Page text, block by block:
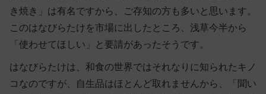
き焼き」は有名ですから、ご存知の方も多いと思います。
このはなびらたけを市場に出したところ、浅草今半から
「使わせてほしい」と要請があったそうです。
はなびらたけは、和食の世界ではそれなりに知られたキノ
コなのですが、自生品はほとんど取れませんから、「聞い